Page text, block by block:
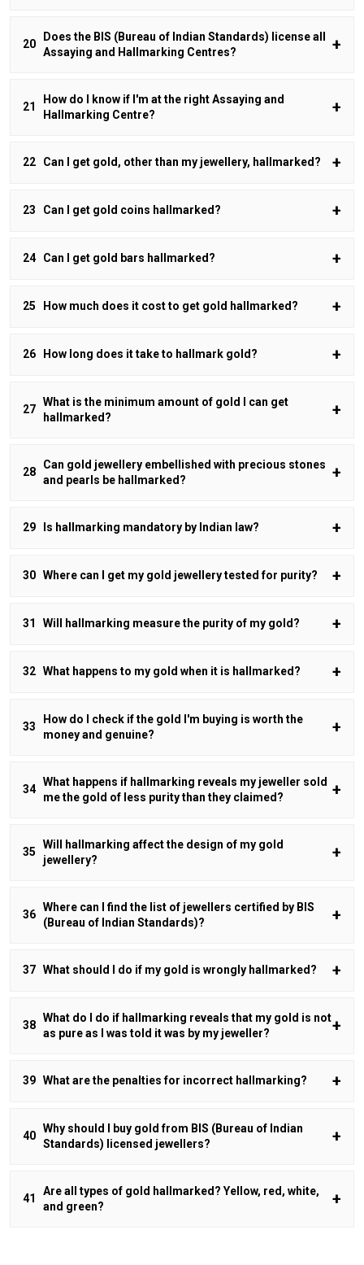
Does the BIS (Bureau of Indian Standards) license all
Assaying and Hallmarking Centres?
How do I know if I'm at the right Assaying and
Hallmarking Centre?
Can I get gold, other than my jewellery, hallmarked?
Can I get gold coins hallmarked?
Can I get gold bars hallmarked?
How much does it cost to get gold hallmarked?
How long does it take to hallmark gold?
What is the minimum amount of gold I can get
hallmarked?
Can gold jewellery embellished with precious stones
and pearls be hallmarked?
Is hallmarking mandatory by Indian law?
Where can I get my gold jewellery tested for purity?
Will hallmarking measure the purity of my gold?
What happens to my gold when it is hallmarked?
How do I check if the gold I'm buying is worth the
money and genuine?
What happens if hallmarking reveals my jeweller sold
me the gold of less purity than they claimed?
Will hallmarking affect the design of my gold
jewellery?
Where can I find the list of jewellers certified by BIS
(Bureau of Indian Standards)?
What should I do if my gold is wrongly hallmarked?
What do I do if hallmarking reveals that my gold is not
as pure as I was told it was by my jeweller?
What are the penalties for incorrect hallmarking?
Why should I buy gold from BIS (Bureau of Indian
Standards) licensed jewellers?
Are all types of gold hallmarked? Yellow, red, white,
and green?